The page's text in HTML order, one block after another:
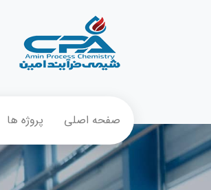
صفحه اصلی پروژه ها